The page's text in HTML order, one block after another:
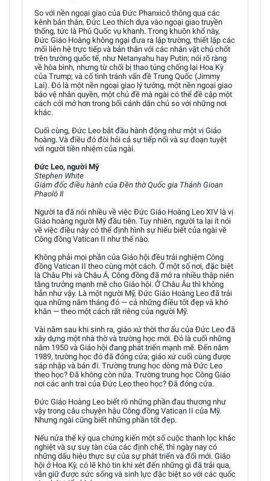
So với nền ngoại giao của Đức Phanxicô thông qua các
kênh bản thân, Đức Leo thích dựa vào ngoại giao truyền
thống, tức là Phủ Quốc vụ khanh. Trong khuôn khổ này,
Đức Giáo Hoàng không ngại đưa ra lập trường, thiết lập các
mối liên hệ trực tiếp và bản thân với các nhân vật chủ chốt
trên trường quốc tế, như Netanyahu hay Putin; nói rõ ràng
về hòa bình, nhưng từ chối bị thao túng chống lại Hoa Kỳ
của Trump; và cố tình tránh vấn đề Trung Quốc (Jimmy
Lai). Đó là một nền ngoại giao lý tưởng, một nền ngoại giao
bảo vệ nhân quyền, một chủ đề mà ngài có thể đề cập một
cách cởi mở hơn trong bối cảnh dân chủ so với những nơi
khác.
Cuối cùng, Đức Leo bắt đầu hành động như một vị Giáo
hoàng. Và điều đó đòi hỏi cả sự tiếp nối và sự đoạn tuyệt
với người tiền nhiệm của ngài.
Đức Leo, người Mỹ
Stephen White
Giám đốc điều hành của Đền thờ Quốc gia Thánh Gioan
Phaolô II
Người ta đã nói nhiều về việc Đức Giáo Hoàng Leo XIV là vị
Giáo hoàng người Mỹ đầu tiên. Tuy nhiên, người ta lại ít nói
về việc điều này có thể định hình sự hiểu biết của ngài về
Công đồng Vatican II như thế nào.
Không phải mọi phần của Giáo hội đều trải nghiệm Công
đồng Vatican II theo cùng một cách. Ở một số nơi, đặc biệt
là Châu Phi và Châu Á, Công đồng đã mở ra nhiều thập niên
tăng trưởng mạnh mẽ cho Giáo hội. Ở Châu Âu thì không
hẳn như vậy. Là một người Mỹ, Đức Giáo Hoàng Leo đã trải
qua những năm tháng đó — cả những điều tốt đẹp và khó
khăn — theo một cách rất riêng của người Mỹ.
Vài năm sau khi sinh ra, giáo xứ thời thơ ấu của Đức Leo đã
xây dựng một nhà thờ và trường học mới. Đó là cuối những
năm 1950 và Giáo hội đang phát triển mạnh mẽ. Đến năm
1989, trường học đó đã đóng cửa; giáo xứ cuối cùng được
sáp nhập và bán đi. Trường trung học dòng mà Đức Leo
theo học? Đã không còn nữa. Trường trung học Công Giáo
nơi các anh trai của Đức Leo theo học? Đã đóng cửa.
Đức Giáo Hoàng Leo biết rõ những phần đau thương như
vậy trong câu chuyện hậu Công đồng Vatican II của Mỹ.
Nhưng ngài cũng biết những phần tốt đẹp.
Nếu nửa thế kỷ qua chứng kiến một số cuộc thanh lọc khắc
nghiệt và sự suy tàn của các định chế, thì ngày nay có
những dấu hiệu thực sự của sự phát triển và đổi mới. Giáo
hội ở Hoa Kỳ, có lẽ khó tin khi xét đến những gì đã trải qua,
vẫn giữ được sức sống và sinh lực đặc biệt so với các quốc